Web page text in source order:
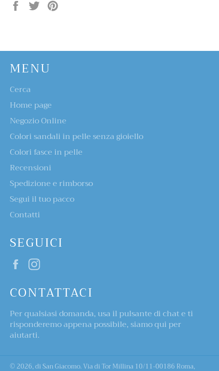
Condividi
Twitta
MENU
Cerca
Home page
Negozio Online
Colori sandali in pelle senza gioiello
Colori fasce in pelle
Recensioni
Spedizione e rimborso
Segui il tuo pacco
Contatti
SEGUICI
Facebook
CONTATTACI
Per qualsiasi domanda, usa il pulsante di chat e ti
risponderemo appena possibile, siamo qui per
aiutarti.
© 2026,di San Giacomo. Via di Tor Millina 10/11-00186 Roma,